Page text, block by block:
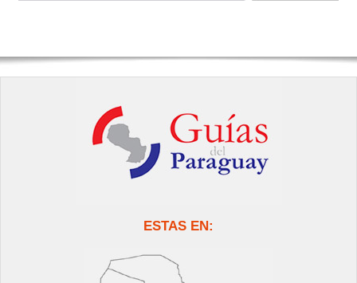
ESTAS EN: